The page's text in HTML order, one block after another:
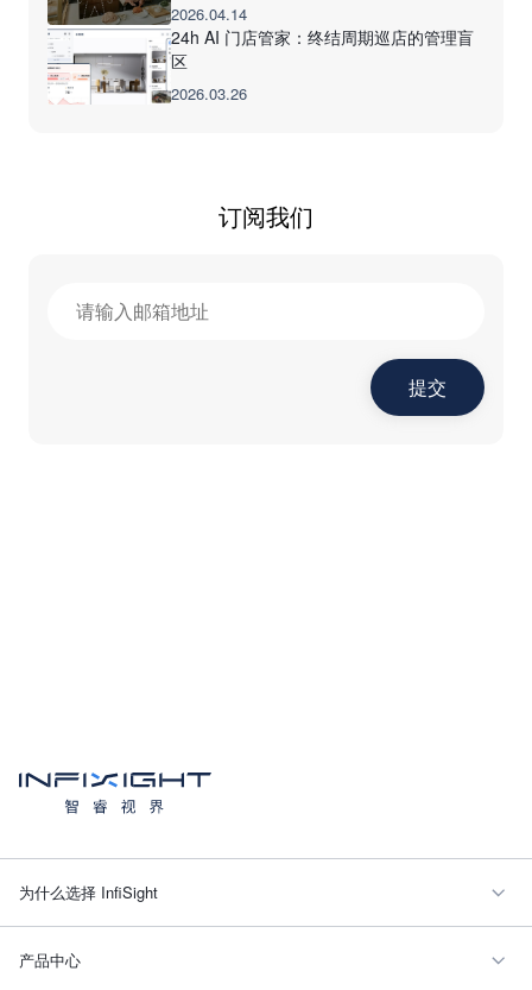
2026.04.14
24h AI 门店管家：终结周期巡店的管理盲
区
2026.03.26
订阅我们
提交
为什么选择 InfiSight
产品中心